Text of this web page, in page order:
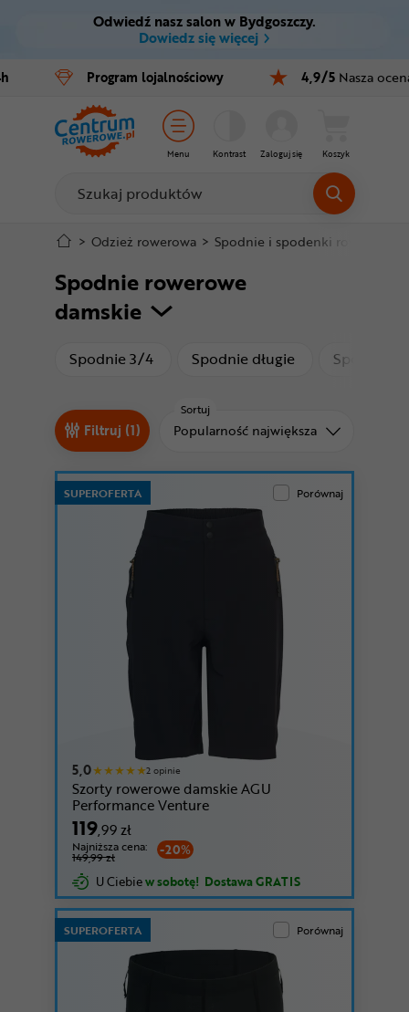
Ctrl M
Menu główne
Filtry
Produkty
Stopka
Mapa strony
Odwiedź nasz salon w Bydgoszczy.
Dowiedz się więcej
Program lojalnościowy 4,9/5 Nasza
Menu Kontrast Zaloguj się Koszyk
Rowery
E-bike
Części
Akcesoria
Odzież
Kaski
Buty
Warsztat
Odżywki
Nowości
Superoferta
> Odzież rowerowa > Spodnie i spodenki rowerowe
Spodnie rowerowe
damskie
Spodnie 3/4 produktySpodnie długie produktySpodenki
Filtruj (1)
Sortuj
Sortuj od
Popularność największa
SUPEROFERTA Porównaj
5,0 2 opinie
Szorty rowerowe damskie AGU
Performance Venture
119,99 zł
-20%
Najniższa cena:
149,99 zł
U Ciebiew sobotę! Dostawa GRATIS
SUPEROFERTA Porównaj